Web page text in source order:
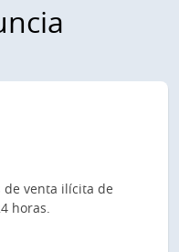
de venta ilícita de
horas.